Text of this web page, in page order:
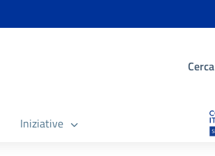
Cerca
Iniziative